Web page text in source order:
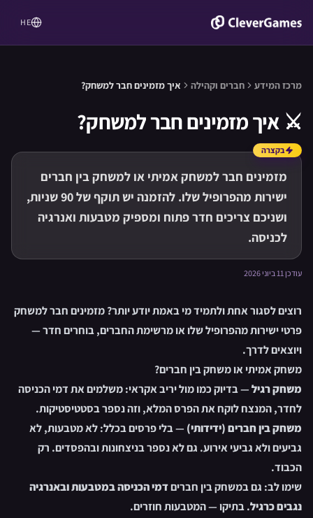
HE
מרכז המידע חברים וקהילה איך מזמינים חבר למשחק?
⚔️ איך מזמינים חבר למשחק?
בקצרה
מזמינים חבר למשחק אמיתי או למשחק בין חברים
ישירות מהפרופיל שלו. להזמנה יש תוקף של 90 שניות,
ושניכם צריכים חדר פתוח ומספיק מטבעות ואנרגיה
לכניסה.
עודכן 11 ביוני 2026
רוצים לסגור אחת ולתמיד מי באמת יודע יותר? מזמינים חבר למשחק
פרטי ישירות מהפרופיל שלו או מרשימת החברים, בוחרים חדר —
ויוצאים לדרך.
משחק אמיתי או משחק בין חברים?
משחק רגיל— בדיוק כמו מול יריב אקראי: משלמים את דמי הכניסה
לחדר, המנצח לוקח את הפרס המלא, וזה נספר בסטטיסטיקות.
משחק בין חברים (ידידותי) — בלי פרסים בכלל: לא מטבעות, לא
גביעים ולא גביעי אירוע. גם לא נספר בניצחונות ובהפסדים. רק
הכבוד.
שימו לב: גם במשחק בין חבריםדמי הכניסה במטבעות ובאנרגיה
נגבים כרגיל. בתיקו — המטבעות חוזרים.